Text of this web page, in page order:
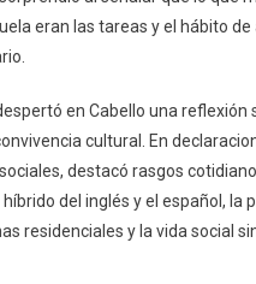
eran las tareas y el hábito de
en Cabello una reflexión
cultural. En
destacó rasgos
del inglés y el español, la
residenciales y la vida social